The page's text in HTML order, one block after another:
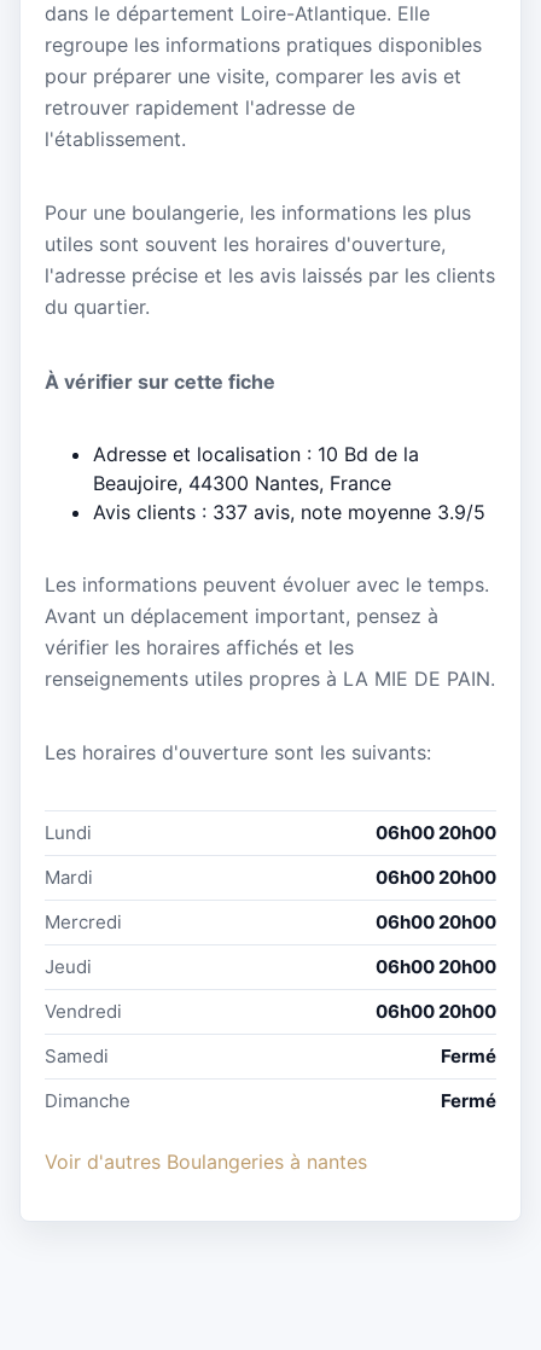
dans le département Loire-Atlantique. Elle
regroupe les informations pratiques disponibles
pour préparer une visite, comparer les avis et
retrouver rapidement l'adresse de
l'établissement.
Pour une boulangerie, les informations les plus
utiles sont souvent les horaires d'ouverture,
l'adresse précise et les avis laissés par les clients
du quartier.
À vérifier sur cette fiche
Adresse et localisation : 10 Bd de la
Beaujoire, 44300 Nantes, France
Avis clients : 337 avis, note moyenne 3.9/5
Les informations peuvent évoluer avec le temps.
Avant un déplacement important, pensez à
vérifier les horaires affichés et les
renseignements utiles propres à LA MIE DE PAIN.
Les horaires d'ouverture sont les suivants:
Lundi
06h00 20h00
Mardi
06h00 20h00
Mercredi
06h00 20h00
Jeudi
06h00 20h00
Vendredi
06h00 20h00
Samedi
Fermé
Dimanche
Fermé
Voir d'autres Boulangeries à nantes